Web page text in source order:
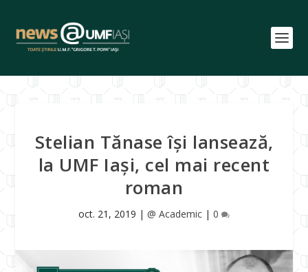
Stelian Tănase își lansează,
la UMF Iași, cel mai recent
roman
oct. 21, 2019 | @ Academic | 0